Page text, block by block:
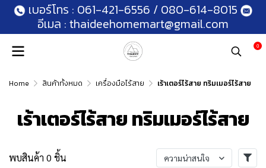
เบอร์โทร : 061-421-6556 / 080-614-8015
อีเมล : thaideehomemart@gmail.com
0
Home สินค้าทั้งหมด เครื่องมือไร้สาย เร้าเตอร์ไร้สาย ทริมเมอร์ไร้สาย
เร้าเตอร์ไร้สาย ทริมเมอร์ไร้สาย
พบสินค้า 0 ชิ้น ความน่าสนใจ